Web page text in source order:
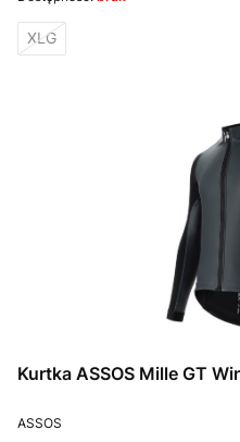
XLG
Kurtka ASSOS Mille GT
PRODUCENT
ASSOS